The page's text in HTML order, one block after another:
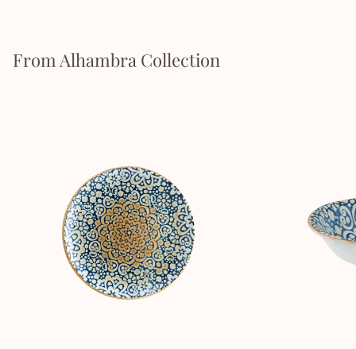
From Alhambra Collection